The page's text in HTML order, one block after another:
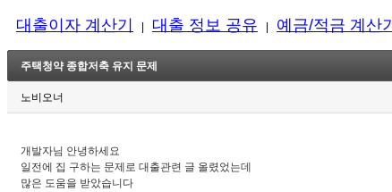
대출이자 계산기 대출 정보 공유 예금/적금 계산기
주택청약 종합저축 유지 문제
노비오너
개발자님 안녕하세요
일전에 집 구하는 문제로 대출관련 글 올렸었는데
많은 도움을 받았습니다